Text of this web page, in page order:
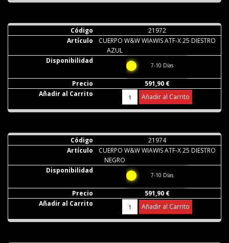
21972
CUERPO W&W WIAWIS ATF-X 25 DIESTRO
AZUL
7-10 Días
591,90 €
Añadir al Carrito
21974
CUERPO W&W WIAWIS ATF-X 25 DIESTRO
NEGRO
7-10 Días
591,90 €
Añadir al Carrito